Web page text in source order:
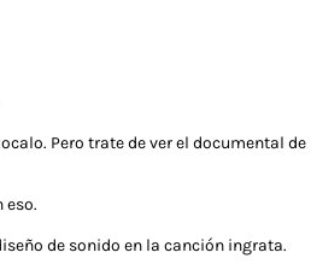
Pero trate de ver el documental de
eso.
de sonido en la canción ingrata.